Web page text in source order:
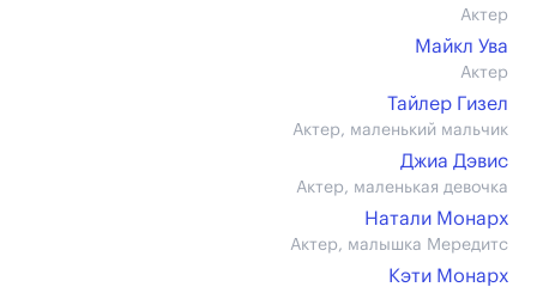
Актер
Майкл Ува
Актер
Тайлер Гизел
Актер, маленький мальчик
Джиа Дэвис
Актер, маленькая девочка
Натали Монарх
Актер, малышка Мередитс
Кэти Монарх